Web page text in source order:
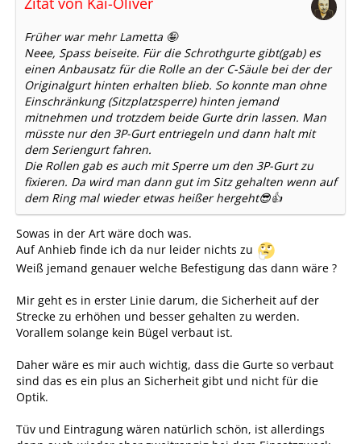
Früher war mehr Lametta 🤪
Neee, Spass beiseite. Für die Schrothgurte gibt(gab) es
einen Anbausatz für die Rolle an der C-Säule bei der der
Originalgurt hinten erhalten blieb. So konnte man ohne
Einschränkung (Sitzplatzsperre) hinten jemand
mitnehmen und trotzdem beide Gurte drin lassen. Man
müsste nur den 3P-Gurt entriegeln und dann halt mit
dem Seriengurt fahren.
Die Rollen gab es auch mit Sperre um den 3P-Gurt zu
fixieren. Da wird man dann gut im Sitz gehalten wenn auf
dem Ring mal wieder etwas heißer hergeht😎👍
Sowas in der Art wäre doch was.
Auf Anhieb finde ich da nur leider nichts zu
Weiß jemand genauer welche Befestigung das dann wäre ?
Mir geht es in erster Linie darum, die Sicherheit auf der
Strecke zu erhöhen und besser gehalten zu werden.
Vorallem solange kein Bügel verbaut ist.
Daher wäre es mir auch wichtig, dass die Gurte so verbaut
sind das es ein plus an Sicherheit gibt und nicht für die
Optik.
Tüv und Eintragung wären natürlich schön, ist allerdings